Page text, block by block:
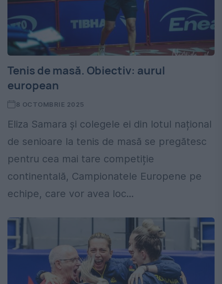
Tenis de masă. Obiectiv: aurul
european
8 OCTOMBRIE 2025
Eliza Samara și colegele ei din lotul național
de senioare la tenis de masă se pregătesc
pentru cea mai tare competiție
continentală, Campionatele Europene pe
echipe, care vor avea loc...